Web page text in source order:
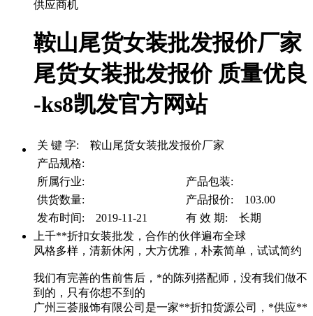
供应商机
鞍山尾货女装批发报价厂家
尾货女装批发报价 质量优良
-ks8凯发官方网站
关 键 字: 鞍山尾货女装批发报价厂家
产品规格:
所属行业:
产品包装:
供货数量:
产品报价: 103.00
发布时间: 2019-11-21
有 效 期: 长期
上千**折扣女装批发，合作的伙伴遍布全球
风格多样，清新休闲，大方优雅，朴素简单，试试简约
我们有完善的售前售后，*的陈列搭配师，没有我们做不
到的，只有你想不到的
广州三荟服饰有限公司是一家**折扣货源公司，*供应**